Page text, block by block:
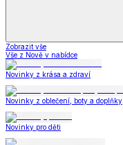
Zobrazit vše
Vše z Nově v nabídce
Novinky z krása a zdraví
Novinky z oblečení, boty a doplňky
Novinky pro děti